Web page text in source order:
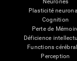
Neurones
Plasticité
Cognition
Perte de
Déficience
Functions
Perception